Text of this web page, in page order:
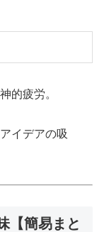
的疲労。
イデアの吸
【簡易まと